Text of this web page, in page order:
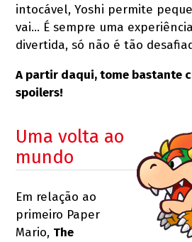
intocável, Yoshi permite
vai… É sempre uma
divertida, só não é tão
A partir daqui, tome bastante
spoilers!
Uma volta ao
mundo
Em relação ao
primeiro Paper
Mario, The